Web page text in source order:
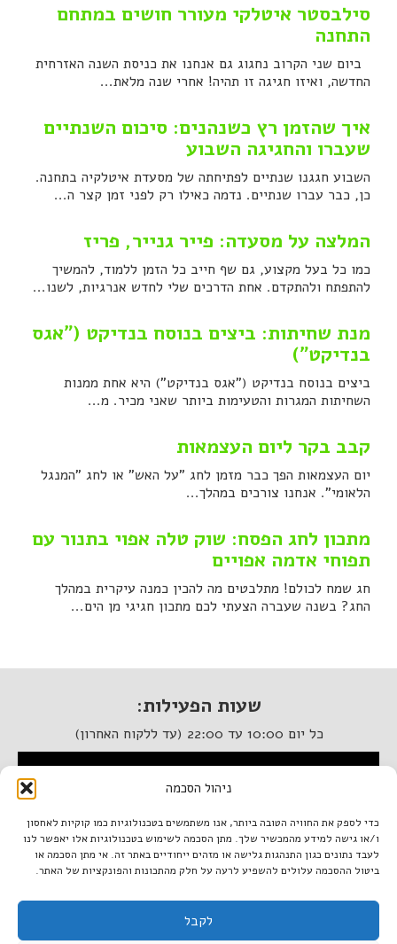
ניהול הסכמה
כדי לספק את החוויה הטובה ביותר, אנו משתמשים בטכנולוגיות כמו קוקיות לאחסון
ו/או גישה למידע מהמכשיר שלך. מתן הסכמה לשימוש בטכנולוגיות אלו יאפשר לנו
לעבד נתונים כגון התנהגות גלישה או מזהים ייחודיים באתר זה. אי מתן הסכמה או
ביטול ההסכמה עלולים להשפיע לרעה על חלק מהתכונות והפונקציות של האתר.
לקבל
סילבסטר איטלקי מעורר חושים במתחם
התחנה
ביום שני הקרוב נחגוג גם אנחנו את כניסת השנה האזרחית
החדשה, ואיזו חגיגה זו תהיה! אחרי שנה מלאת...
איך שהזמן רץ כשנהנים: סיכום השנתיים
שעברו והחגיגה השבוע
השבוע חגגנו שנתיים לפתיחתה של מסעדת איטלקיה בתחנה.
כן, כבר עברו שנתיים. נדמה כאילו רק לפני זמן קצר ה...
המלצה על מסעדה: פייר גנייר, פריז
כמו כל בעל מקצוע, גם שף חייב כל הזמן ללמוד, להמשיך
להתפתח ולהתקדם. אחת הדרכים שלי לחדש אנרגיות, לשנו...
מנת שחיתות: ביצים בנוסח בנדיקט ("אגס
בנדיקט")
ביצים בנוסח בנדיקט ("אגס בנדיקט") היא אחת ממנות
השחיתות המגרות והטעימות ביותר שאני מכיר. מ...
קבב בקר ליום העצמאות
יום העצמאות הפך כבר מזמן לחג "על האש" או לחג "המנגל
הלאומי". אנחנו צורכים במהלך...
מתכון לחג הפסח: שוק טלה אפוי בתנור עם
תפוחי אדמה אפויים
חג שמח לכולם! מתלבטים מה להכין כמנה עיקרית במהלך
החג? בשנה שעברה הצעתי לכם מתכון חגיגי מן הים...
שעות הפעילות:
כל יום 10:00 עד 22:00 (עד ללקוח האחרון)
המסעדה נגישה לנכים
איטלקיה בתחנה
מתחם התחנה, תל אביב.
טל. 03-933-1922
italiantlv@gmail.com
דרושים באיטלקיה